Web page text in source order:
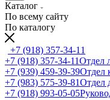
Каталог
По всему сайту
По каталогу
+7 (918) 357-34-11
+7 (918) 357-34-11Отдел
+7 (939) 459-39-39Отдел
+7 (983) 575-39-81Отдел
+7 (918) 993-05-05